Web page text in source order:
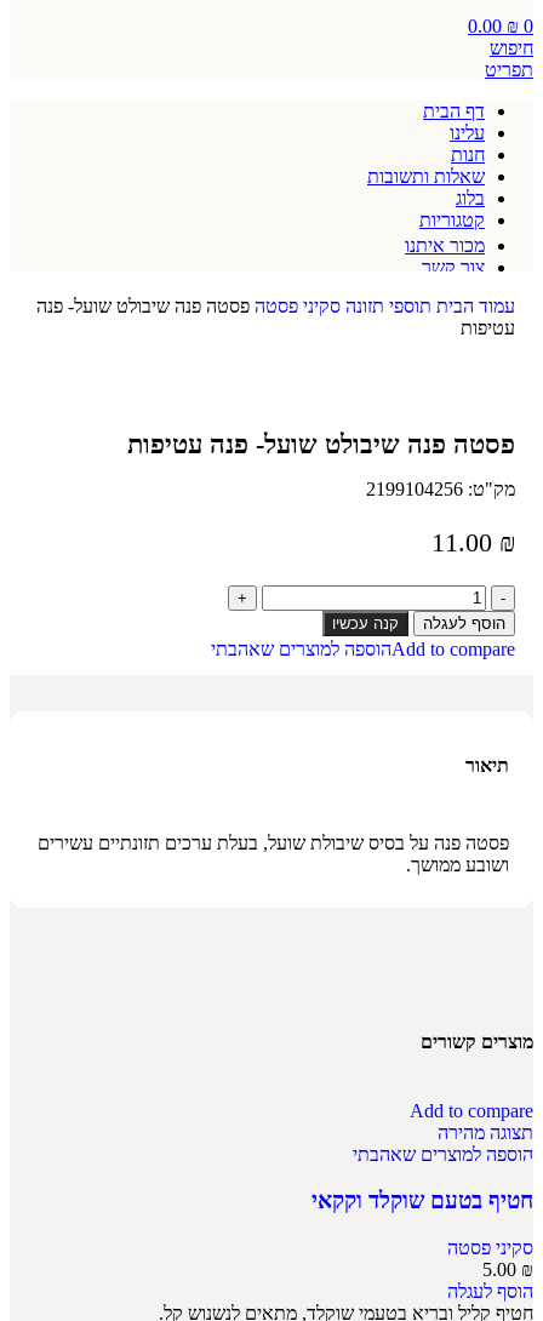
0
0.00 ₪
חיפוש
תפריט
דף הבית
עלינו
חנות
שאלות ותשובות
בלוג
קטגוריות
מכור איתנו
צור קשר
עמוד הבית תוספי תזונה סקיני פסטה פסטה פנה שיבולט שועל- פנה
עטיפות
פסטה פנה שיבולט שועל- פנה עטיפות
מק"ט: 2199104256
11.00 ₪
הוסף לעגלה קנה עכשיו
Add to compareהוספה למוצרים שאהבתי
תיאור
פסטה פנה על בסיס שיבולת שועל, בעלת ערכים תזונתיים עשירים
ושובע ממושך.
מוצרים קשורים
Add to compare
תצוגה מהירה
הוספה למוצרים שאהבתי
חטיף בטעם שוקלד וקקאי
סקיני פסטה
5.00 ₪
הוסף לעגלה
חטיף קליל ובריא בטעמי שוקלד, מתאים לנשנוש קל.